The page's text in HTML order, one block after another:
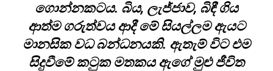
ගොන්නකටය. බිය, ලැජ්ජාව, බිඳී ගිය
ආත්ම ගරුත්වය ආදී මේ සියල්ලම ඇයට
මානසික වධ බන්ධනයකි. ඇතැම් විට එම
සිදුවීමේ කටුක මතකය ඇගේ මුළු ජීවිත